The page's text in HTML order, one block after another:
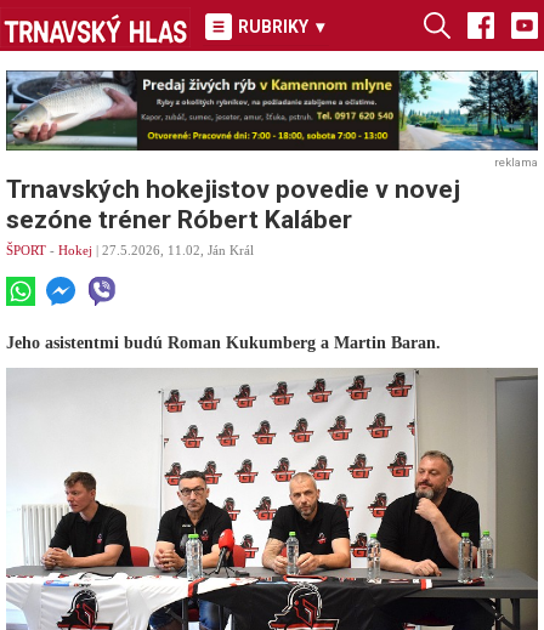
RUBRIKY ▾
reklama
Trnavských hokejistov povedie v novej
sezóne tréner Róbert Kaláber
ŠPORT - Hokej | 27.5.2026, 11.02, Ján Král
Jeho asistentmi budú Roman Kukumberg a Martin Baran.